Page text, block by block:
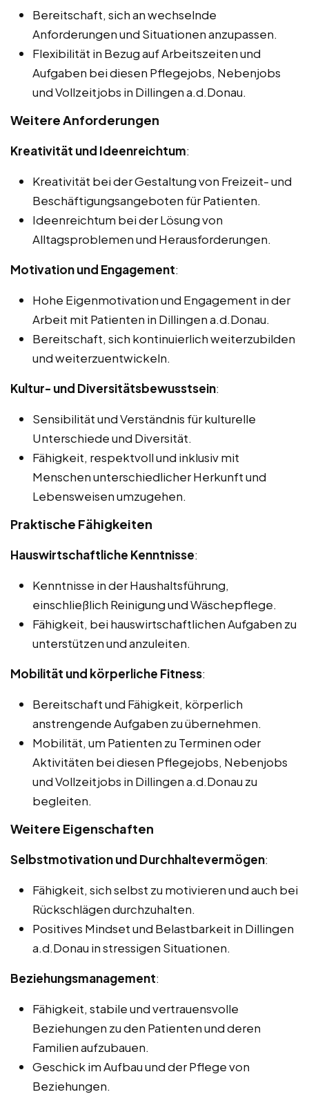
Bereitschaft, sich an wechselnde
Anforderungen und Situationen anzupassen.
Flexibilität in Bezug auf Arbeitszeiten und
Aufgaben bei diesen Pflegejobs, Nebenjobs
und Vollzeitjobs in Dillingen a.d.Donau.
Weitere Anforderungen
Kreativität und Ideenreichtum:
Kreativität bei der Gestaltung von Freizeit- und
Beschäftigungsangeboten für Patienten.
Ideenreichtum bei der Lösung von
Alltagsproblemen und Herausforderungen.
Motivation und Engagement:
Hohe Eigenmotivation und Engagement in der
Arbeit mit Patienten in Dillingen a.d.Donau.
Bereitschaft, sich kontinuierlich weiterzubilden
und weiterzuentwickeln.
Kultur- und Diversitätsbewusstsein:
Sensibilität und Verständnis für kulturelle
Unterschiede und Diversität.
Fähigkeit, respektvoll und inklusiv mit
Menschen unterschiedlicher Herkunft und
Lebensweisen umzugehen.
Praktische Fähigkeiten
Hauswirtschaftliche Kenntnisse:
Kenntnisse in der Haushaltsführung,
einschließlich Reinigung und Wäschepflege.
Fähigkeit, bei hauswirtschaftlichen Aufgaben zu
unterstützen und anzuleiten.
Mobilität und körperliche Fitness:
Bereitschaft und Fähigkeit, körperlich
anstrengende Aufgaben zu übernehmen.
Mobilität, um Patienten zu Terminen oder
Aktivitäten bei diesen Pflegejobs, Nebenjobs
und Vollzeitjobs in Dillingen a.d.Donau zu
begleiten.
Weitere Eigenschaften
Selbstmotivation und Durchhaltevermögen:
Fähigkeit, sich selbst zu motivieren und auch bei
Rückschlägen durchzuhalten.
Positives Mindset und Belastbarkeit in Dillingen
a.d.Donau in stressigen Situationen.
Beziehungsmanagement:
Fähigkeit, stabile und vertrauensvolle
Beziehungen zu den Patienten und deren
Familien aufzubauen.
Geschick im Aufbau und der Pflege von
Beziehungen.